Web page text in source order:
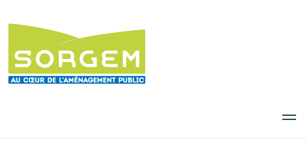
au
principal